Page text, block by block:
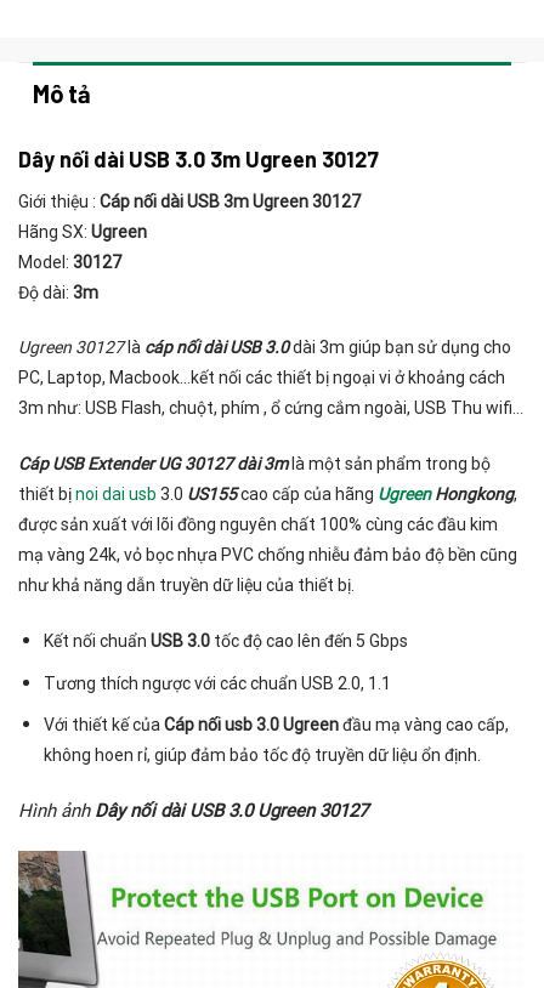
Mô tả
Dây nối dài USB 3.0 3m Ugreen 30127
Giới thiệu : Cáp nối dài USB 3m Ugreen 30127
Hãng SX: Ugreen
Model: 30127
Độ dài: 3m
Ugreen 30127là cáp nối dài USB 3.0dài 3m giúp bạn sử dụng cho
PC, Laptop, Macbook…kết nối các thiết bị ngoại vi ở khoảng cách
3m như: USB Flash, chuột, phím , ổ cứng cắm ngoài, USB Thu wifi…
Cáp USB Extender UG 30127 dài 3mlà một sản phẩm trong bộ
thiết bịnoi dai usb 3.0 US155cao cấp của hãng UgreenHongkong,
được sản xuất với lõi đồng nguyên chất 100% cùng các đầu kim
mạ vàng 24k, vỏ bọc nhựa PVC chống nhiễu đảm bảo độ bền cũng
như khả năng dẫn truyền dữ liệu của thiết bị.
Kết nối chuẩn USB 3.0tốc độ cao lên đến 5 Gbps
Tương thích ngược với các chuẩn USB 2.0, 1.1
Với thiết kế của Cáp nối usb3.0 Ugreenđầu mạ vàng cao cấp,
không hoen rỉ, giúp đảm bảo tốc độ truyền dữ liệu ổn định.
Hình ảnh Dây nối dài USB 3.0 Ugreen 30127